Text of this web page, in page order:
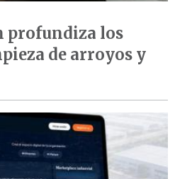
profundiza los
de arroyos y